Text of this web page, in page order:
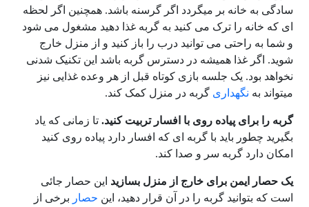
سادگی به خانه بر میگردد اگر گرسنه باشد. همچنین اگر لحظه
ای که خانه را ترک می کنید به گربه غذا دهید مشغول می شود
و شما به راحتی می توانید درب را باز کنید و از منزل خارج
شوید. اگر غذا همیشه در دسترس گربه باشد این تکنیک شدنی
نخواهد بود. یک جلسه بازی کوتاه قبل از هر وعده غذایی نیز
میتواند به نگهداری گربه در منزل کمک کند.
گربه را برای پیاده روی با افسار تربیت کنید. تا زمانی که یاد
بگیرید چطور باید با گربه ای که افسار دارد پیاده روی کنید
امکان دارد گربه سر و صدا کند.
یک حصار ایمن برای خارج از منزل بسازید این حصار جائی
است که بتوانید گربه را در آن قرار دهید، این حصار برخی از